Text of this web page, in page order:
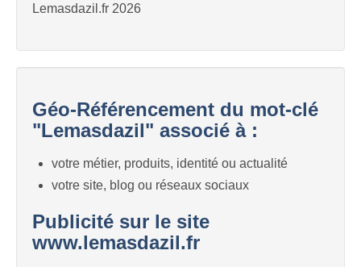
Lemasdazil.fr 2026
Géo-Référencement du mot-clé
"Lemasdazil" associé à :
votre métier, produits, identité ou actualité
votre site, blog ou réseaux sociaux
Publicité sur le site
www.lemasdazil.fr